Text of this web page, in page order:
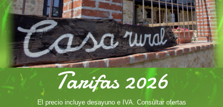
Tarifas 2026
El precio incluye desayuno e IVA. Consultar ofertas